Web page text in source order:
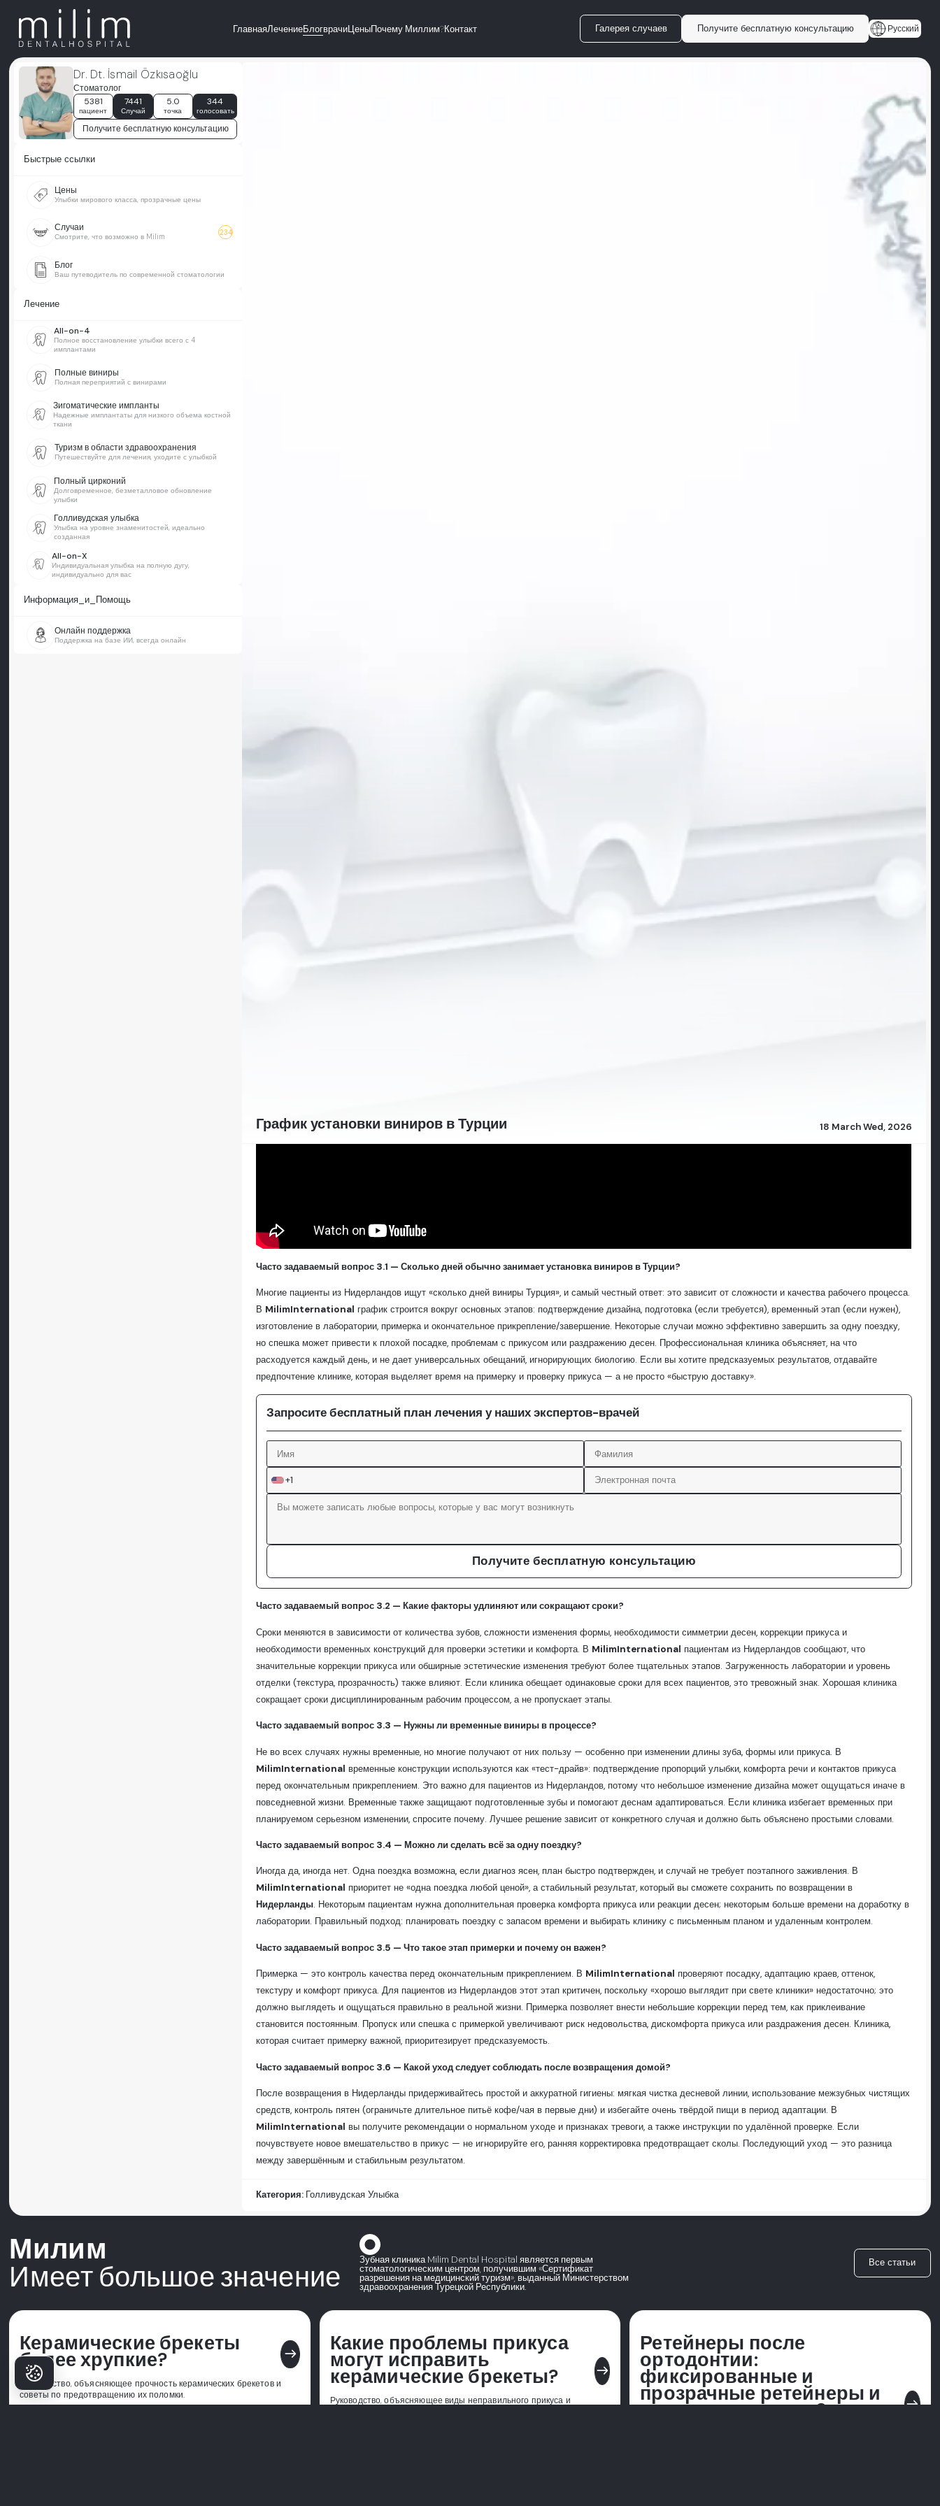
ГлавнаяЛечениеБлогврачиЦеныПочему Миллим?Контакт Галерея случаев Получите бесплатную консультацию Русский
Dr. Dt. İsmail Özkısaoğlu
Стоматолог
5381
пациент
7441
Случай
5.0
точка
344
голосовать
Получите бесплатную консультацию
Быстрые ссылки
Цены
Улыбки мирового класса, прозрачные цены
Случаи
Смотрите, что возможно в Milim 234
Блог
Ваш путеводитель по современной стоматологии
Лечение
All-on-4
Полное восстановление улыбки всего с 4
имплантами
Полные виниры
Полная переприятий с винирами
Зигоматические импланты
Надежные имплантаты для низкого объема костной
ткани
Туризм в области здравоохранения
Путешествуйте для лечения, уходите с улыбкой
Полный цирконий
Долговременное, безметалловое обновление
улыбки
Голливудская улыбка
Улыбка на уровне знаменитостей, идеально
созданная
All-on-X
Индивидуальная улыбка на полную дугу,
индивидуально для вас
Информация_и_Помощь
Онлайн поддержка
Поддержка на базе ИИ, всегда онлайн
График установки виниров в Турции 18 March Wed, 2026
Часто задаваемый вопрос 3.1 — Сколько дней обычно занимает установка виниров в Турции?
Многие пациенты из Нидерландов ищут «сколько дней виниры Турция», и самый честный ответ: это зависит от сложности и качества рабочего процесса.
В MilimInternational график строится вокруг основных этапов: подтверждение дизайна, подготовка (если требуется), временный этап (если нужен),
изготовление в лаборатории, примерка и окончательное прикрепление/завершение. Некоторые случаи можно эффективно завершить за одну поездку,
но спешка может привести к плохой посадке, проблемам с прикусом или раздражению десен. Профессиональная клиника объясняет, на что
расходуется каждый день, и не дает универсальных обещаний, игнорирующих биологию. Если вы хотите предсказуемых результатов, отдавайте
предпочтение клинике, которая выделяет время на примерку и проверку прикуса — а не просто «быструю доставку».
Запросите бесплатный план лечения у наших экспертов-врачей
+1
Получите бесплатную консультацию
Часто задаваемый вопрос 3.2 — Какие факторы удлиняют или сокращают сроки?
Сроки меняются в зависимости от количества зубов, сложности изменения формы, необходимости симметрии десен, коррекции прикуса и
необходимости временных конструкций для проверки эстетики и комфорта. В MilimInternational пациентам из Нидерландов сообщают, что
значительные коррекции прикуса или обширные эстетические изменения требуют более тщательных этапов. Загруженность лаборатории и уровень
отделки (текстура, прозрачность) также влияют. Если клиника обещает одинаковые сроки для всех пациентов, это тревожный знак. Хорошая клиника
сокращает сроки дисциплинированным рабочим процессом, а не пропускает этапы.
Часто задаваемый вопрос 3.3 — Нужны ли временные виниры в процессе?
Не во всех случаях нужны временные, но многие получают от них пользу — особенно при изменении длины зуба, формы или прикуса. В
MilimInternational временные конструкции используются как «тест-драйв»: подтверждение пропорций улыбки, комфорта речи и контактов прикуса
перед окончательным прикреплением. Это важно для пациентов из Нидерландов, потому что небольшое изменение дизайна может ощущаться иначе в
повседневной жизни. Временные также защищают подготовленные зубы и помогают деснам адаптироваться. Если клиника избегает временных при
планируемом серьезном изменении, спросите почему. Лучшее решение зависит от конкретного случая и должно быть объяснено простыми словами.
Часто задаваемый вопрос 3.4 — Можно ли сделать всё за одну поездку?
Иногда да, иногда нет. Одна поездка возможна, если диагноз ясен, план быстро подтвержден, и случай не требует поэтапного заживления. В
MilimInternational приоритет не «одна поездка любой ценой», а стабильный результат, который вы сможете сохранить по возвращении в
Нидерланды. Некоторым пациентам нужна дополнительная проверка комфорта прикуса или реакции десен; некоторым больше времени на доработку в
лаборатории. Правильный подход: планировать поездку с запасом времени и выбирать клинику с письменным планом и удаленным контролем.
Часто задаваемый вопрос 3.5 — Что такое этап примерки и почему он важен?
Примерка — это контроль качества перед окончательным прикреплением. В MilimInternational проверяют посадку, адаптацию краев, оттенок,
текстуру и комфорт прикуса. Для пациентов из Нидерландов этот этап критичен, поскольку «хорошо выглядит при свете клиники» недостаточно; это
должно выглядеть и ощущаться правильно в реальной жизни. Примерка позволяет внести небольшие коррекции перед тем, как приклеивание
становится постоянным. Пропуск или спешка с примеркой увеличивают риск недовольства, дискомфорта прикуса или раздражения десен. Клиника,
которая считает примерку важной, приоритезирует предсказуемость.
Часто задаваемый вопрос 3.6 — Какой уход следует соблюдать после возвращения домой?
После возвращения в Нидерланды придерживайтесь простой и аккуратной гигиены: мягкая чистка десневой линии, использование межзубных чистящих
средств, контроль пятен (ограничьте длительное питьё кофе/чая в первые дни) и избегайте очень твёрдой пищи в период адаптации. В
MilimInternational вы получите рекомендации о нормальном уходе и признаках тревоги, а также инструкции по удалённой проверке. Если
почувствуете новое вмешательство в прикус — не игнорируйте его, ранняя корректировка предотвращает сколы. Последующий уход — это разница
между завершённым и стабильным результатом.
Категория: Голливудская Улыбка
Милим
Имеет большое значение Зубная клиника Milim Dental Hospital является первым
стоматологическим центром, получившим «Сертификат
разрешения на медицинский туризм», выданный Министерством
здравоохранения Турецкой Республики.
Все статьи
Керамические брекеты
более хрупкие? east
Руководство, объясняющее прочность керамических брекетов и
советы по предотвращению их поломки.
Какие проблемы прикуса
могут исправить
керамические брекеты? east
Руководство, объясняющее виды неправильного прикуса и
Ретейнеры после
ортодонтии:
фиксированные и
прозрачные ретейнеры и
сколько их носить? east